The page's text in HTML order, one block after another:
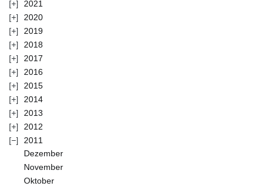
2021
2020
2019
2018
2017
2016
2015
2014
2013
2012
2011
Dezember
November
Oktober